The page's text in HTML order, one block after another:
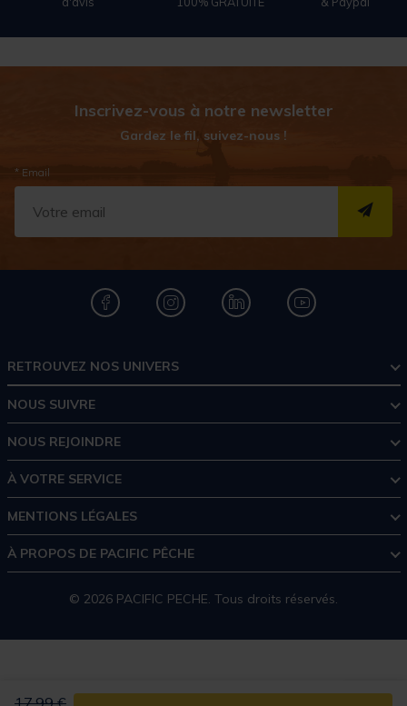
Price reduced from
17,99 €to
Inscrivez-vous à notre newsletter
Gardez le fil, suivez-nous !
* Email
RETROUVEZ NOS UNIVERS
NOUS SUIVRE
NOUS REJOINDRE
À VOTRE SERVICE
MENTIONS LÉGALES
À PROPOS DE PACIFIC PÊCHE
© 2026 PACIFIC PECHE. Tous droits réservés.